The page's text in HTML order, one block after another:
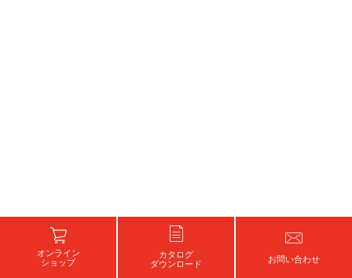
オンライン
ショップ
カタログ
ダウンロード
お問い合わせ